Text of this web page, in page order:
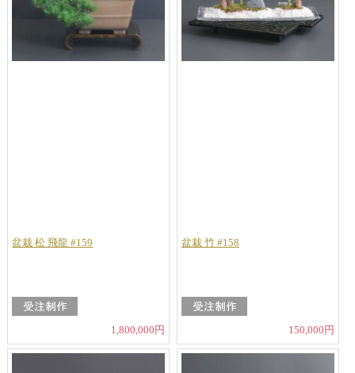
盆栽 松 飛龍 #159
1,800,000円
盆栽 竹 #158
150,000円